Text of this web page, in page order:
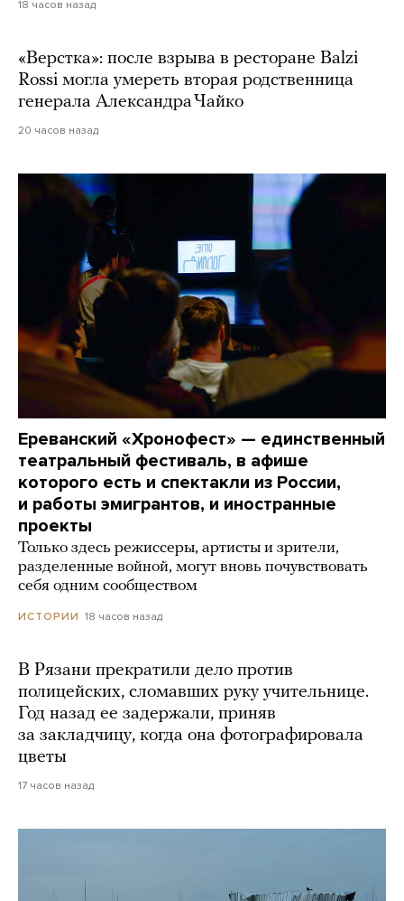
18 часов назад
«Верстка»: после взрыва в ресторане Balzi
Rossi могла умереть вторая родственница
генерала Александра Чайко
20 часов назад
Ереванский «Хронофест» — единственный
театральный фестиваль, в афише
которого есть и спектакли из России,
и работы эмигрантов, и иностранные
проекты
Только здесь режиссеры, артисты и зрители,
разделенные войной, могут вновь почувствовать
себя одним сообществом
ИСТОРИИ 18 часов назад
В Рязани прекратили дело против
полицейских, сломавших руку учительнице.
Год назад ее задержали, приняв
за закладчицу, когда она фотографировала
цветы
17 часов назад